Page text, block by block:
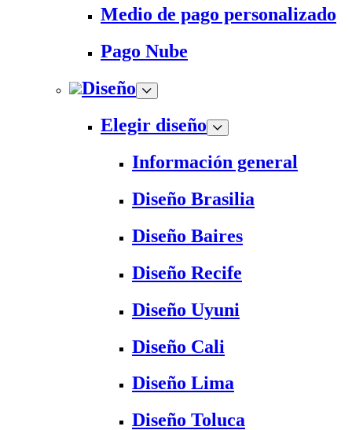
Medio de pago personalizado
Pago Nube
Diseño
Elegir diseño
Información general
Diseño Brasilia
Diseño Baires
Diseño Recife
Diseño Uyuni
Diseño Cali
Diseño Lima
Diseño Toluca